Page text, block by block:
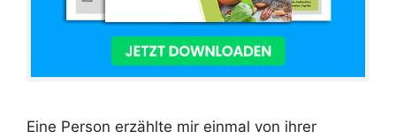
Eine Person erzählte mir einmal von ihrer